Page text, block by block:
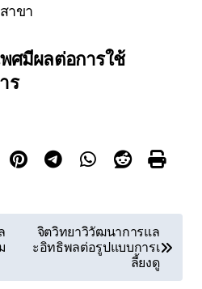
าขา
ศมีผลต่อการใช้
ร
จิตวิทยาวิวัฒนาการแล
ะอิทธิพลต่อรูปแบบการเ
ลี้ยงดู